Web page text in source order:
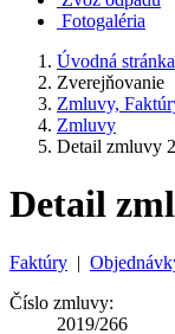
Fotogaléria
Úvodná stránka
Zverejňovanie
Zmluvy,
Zmluvy
Detail zmluvy
Detail
Faktúry |
Číslo zmluvy:
2019/266